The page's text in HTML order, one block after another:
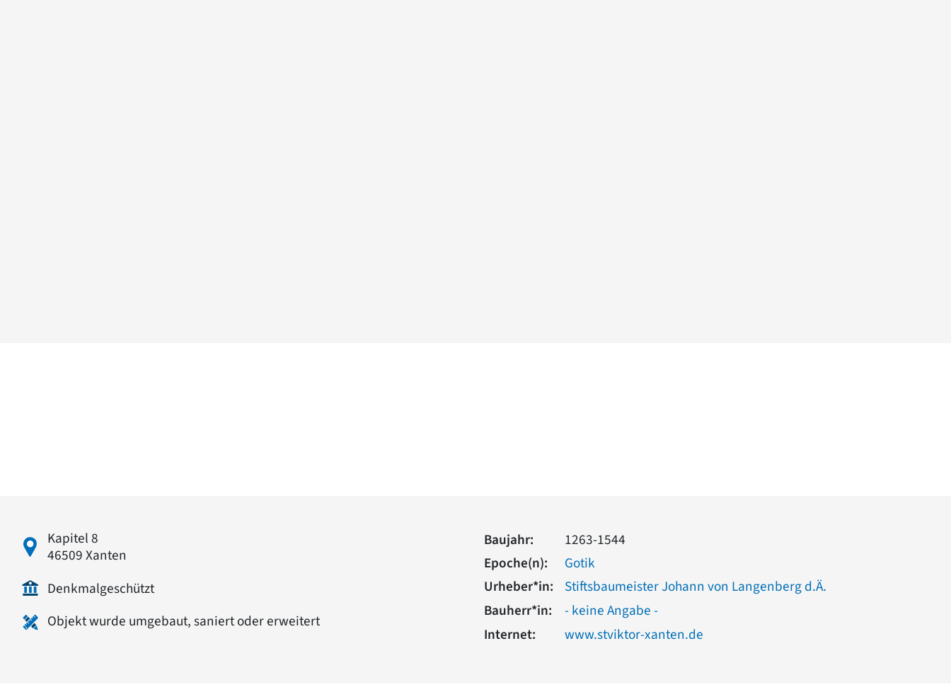
Kapitel 8
46509 Xanten
Denkmalgeschützt
Objekt wurde umgebaut, saniert oder erweitert
Baujahr:
1263-1544
Epoche(n):
Gotik
Urheber*in:
Stiftsbaumeister Johann von Langenberg d.Ä.
Bauherr*in:
- keine Angabe -
Internet:
www.stviktor-xanten.de